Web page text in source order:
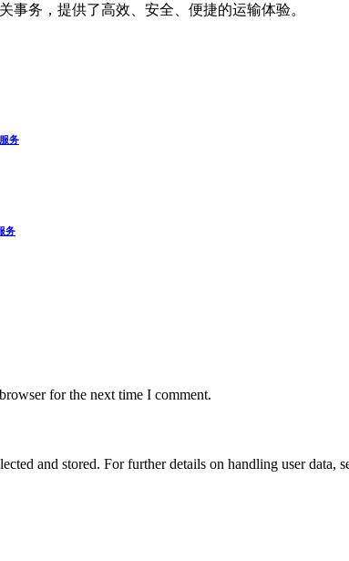
事务，提供了高效、安全、便捷的运输体验。
务
务
for the next time I comment.
and stored. For further details on handling user data,